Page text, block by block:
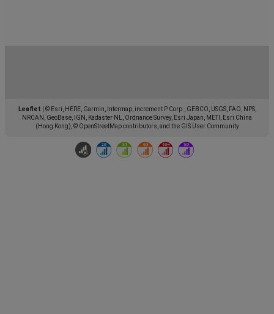
Leaflet
© Esri, HERE, Garmin, Intermap, increment P Corp., GEBCO, USGS, FAO, NPS,
NRCAN, GeoBase, IGN, Kadaster NL, Ordnance Survey, Esri Japan, METI, Esri China
(Hong Kong), © OpenStreetMap contributors, and the GIS User Community